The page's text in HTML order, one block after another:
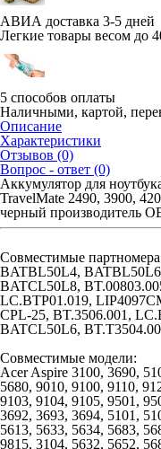
АВИА доставка 3-5 дней
Легкие товары весом до
5 способов оплаты
Наличными, картой,
Описание
Характеристики
Отзывов (0)
Вопрос - ответ (0)
Аккумулятор для
TravelMate 2490, 3900,
черный производитель
Совместимые
BATBL50L4,
BATCL50L8,
LC.BTP01.019,
CPL-25, BT.3506.001,
BATCL50L6,
Совместимые модели:
Acer Aspire 3100, 3690,
5680, 9010, 9100, 9110,
9103, 9104, 9105, 9501,
3692, 3693, 3694, 5101,
5613, 5633, 5634, 5683,
9815, 3104, 5632, 5652,